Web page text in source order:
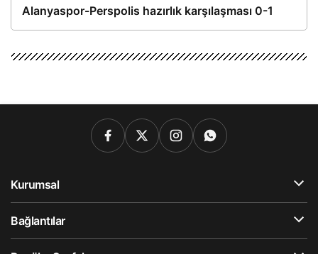
Alanyaspor-Perspolis hazırlık karşılaşması 0-1
Kurumsal
Bağlantılar